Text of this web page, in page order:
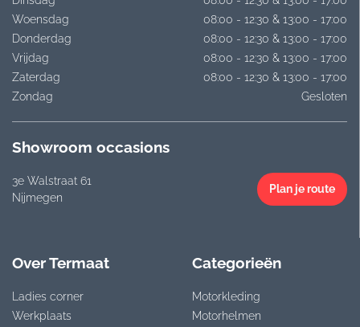
Woensdag
08:00 - 12:30 & 13:00 - 17:00
Donderdag
08:00 - 12:30 & 13:00 - 17:00
Vrijdag
08:00 - 12:30 & 13:00 - 17:00
Zaterdag
08:00 - 12:30 & 13:00 - 17:00
Zondag
Gesloten
Showroom occasions
3e Walstraat 61
Nijmegen
Plan je route
Over Termaat
Ladies corner
Werkplaats
Categorieën
Motorkleding
Motorhelmen